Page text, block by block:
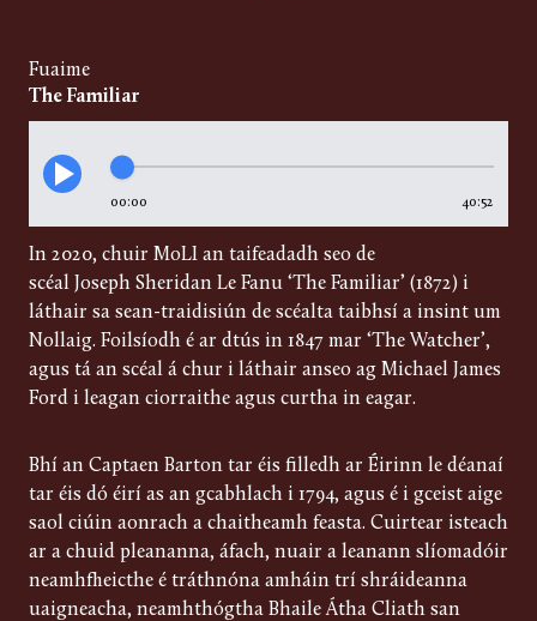
Fuaime
The Familiar
00:00 40:52
In 2020, chuir MoLI an taifeadadh seo de
scéal Joseph Sheridan Le Fanu ‘The Familiar’ (1872) i
láthair sa sean-traidisiún de scéalta taibhsí a insint um
Nollaig. Foilsíodh é ar dtús in 1847 mar ‘The Watcher’,
agus tá an scéal á chur i láthair anseo ag Michael James
Ford i leagan ciorraithe agus curtha in eagar.
Bhí an Captaen Barton tar éis filledh ar Éirinn le déanaí
tar éis dó éirí as an gcabhlach i 1794, agus é i gceist aige
saol ciúin aonrach a chaitheamh feasta. Cuirtear isteach
ar a chuid pleananna, áfach, nuair a leanann slíomadóir
neamhfheicthe é tráthnóna amháin trí shráideanna
uaigneacha, neamhthógtha Bhaile Átha Cliath san